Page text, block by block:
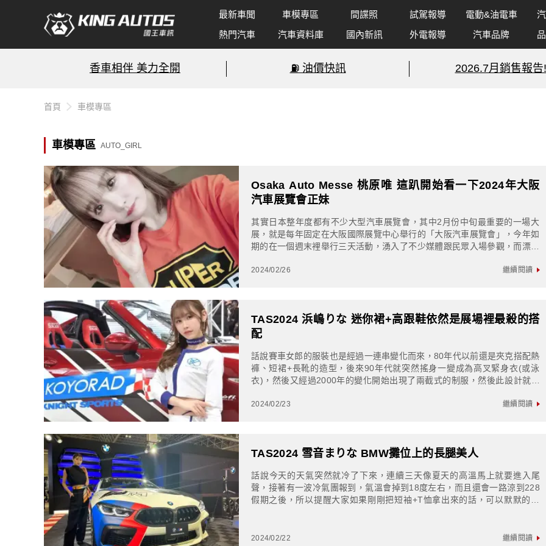
最新車聞 車模專區 間諜照 試駕報導 電動&油電車
熱門汽車
汽車資料庫 國內新訊 外電報導 汽車品牌
香車相伴 美力全開 ⛽️ 油價快訊 2026.7月銷售報告!
首頁 車模專區
車模專區 AUTO_GIRL
Osaka Auto Messe 桃原唯 這趴開始看一下2024年大阪
汽車展覽會正妹
其實日本整年度都有不少大型汽車展覽會，其中2月份中旬最重要的一場大
展，就是每年固定在大阪國際展覽中心舉行的「大阪汽車展覽會」，今年如
期的在一個週末裡舉行三天活動，湧入了不少媒體跟民眾入場參觀，而漂亮
2024/02/26 繼續閱讀
TAS2024 浜嶋りな 迷你裙+高跟鞋依然是展場裡最殺的搭
配
話說賽車女郎的服裝也是經過一連串變化而來，80年代以前還是夾克搭配熱
褲、短裙+長靴的造型，後來90年代就突然搖身一變成為高叉緊身衣(或泳
衣)，然後又經過2000年的變化開始出現了兩截式的制服，然後此設計就一
2024/02/23 繼續閱讀
TAS2024 雪音まりな BMW攤位上的長腿美人
話說今天的天氣突然就冷了下來，連續三天像夏天的高溫馬上就要進入尾
聲，接著有一波冷氣團報到，氣溫會掉到18度左右，而且還會一路涼到228
假期之後，所以提醒大家如果剛剛把短袖+T恤拿出來的話，可以默默的收
2024/02/22 繼續閱讀